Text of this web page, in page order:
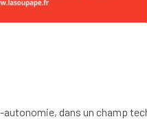
autonomie, dans un champ